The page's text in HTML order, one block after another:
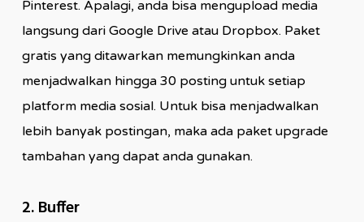
Pinterest. Apalagi, anda bisa mengupload media
langsung dari Google Drive atau Dropbox. Paket
gratis yang ditawarkan memungkinkan anda
menjadwalkan hingga 30 posting untuk setiap
platform media sosial. Untuk bisa menjadwalkan
lebih banyak postingan, maka ada paket upgrade
tambahan yang dapat anda gunakan.
2. Buffer